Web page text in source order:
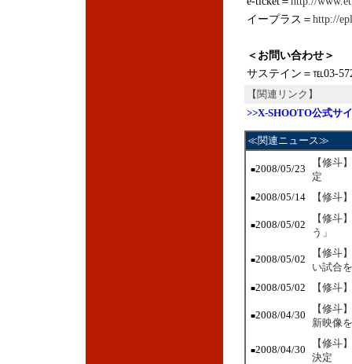
イープラス＝ http://
＜お問い合わせ＞
サステイン＝℡03-
【関連リンク】
>>X-SHOOTO公式サ
≪関連ニュース≫
■2008/05/23
【修斗
定
■2008/05/14 【修斗
■2008/05/02
【修斗
う」
■2008/05/02
【修斗
い試合
■2008/05/02 【修斗
■2008/04/30
【修斗
新映像
■2008/04/30
【修斗
決定